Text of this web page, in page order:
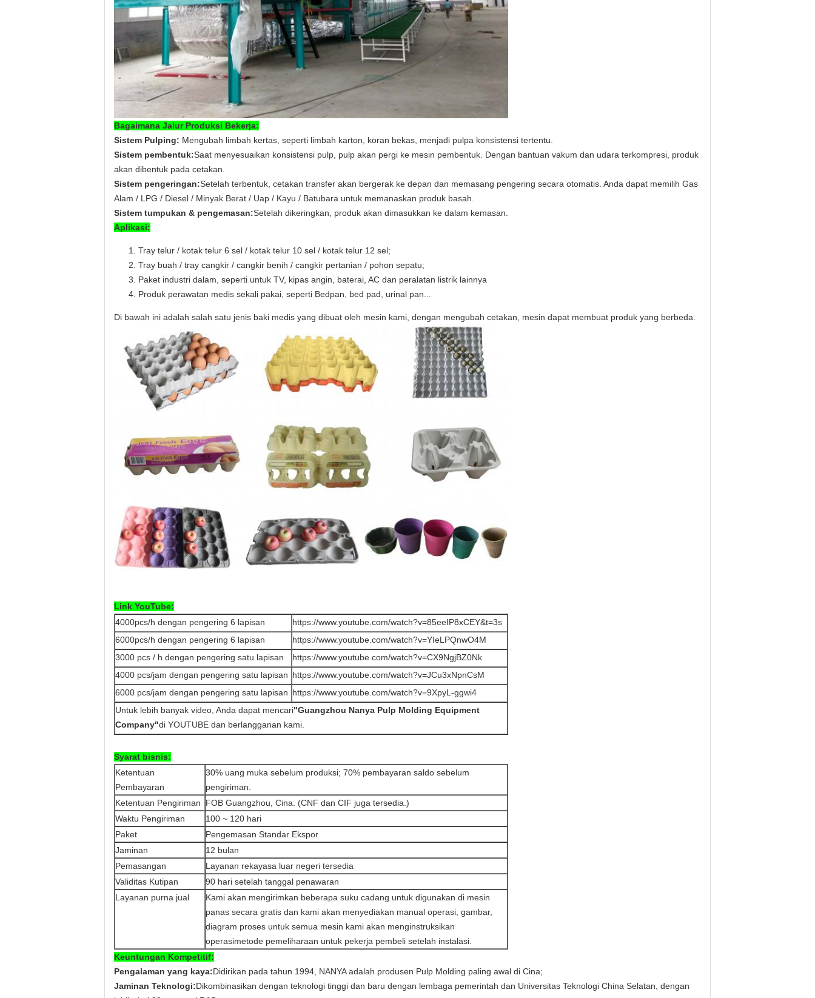
Bagaimana Jalur Produksi Bekerja:
Sistem Pulping: Mengubah limbah kertas, seperti limbah karton, koran bekas, menjadi pulpa konsistensi tertentu.
Sistem pembentuk:Saat menyesuaikan konsistensi pulp, pulp akan pergi ke mesin pembentuk. Dengan bantuan vakum dan udara terkompresi, produk
akan dibentuk pada cetakan.
Sistem pengeringan:Setelah terbentuk, cetakan transfer akan bergerak ke depan dan memasang pengering secara otomatis. Anda dapat memilih Gas
Alam / LPG / Diesel / Minyak Berat / Uap / Kayu / Batubara untuk memanaskan produk basah.
Sistem tumpukan & pengemasan:Setelah dikeringkan, produk akan dimasukkan ke dalam kemasan.
Aplikasi:
Tray telur / kotak telur 6 sel / kotak telur 10 sel / kotak telur 12 sel;
Tray buah / tray cangkir / cangkir benih / cangkir pertanian / pohon sepatu;
Paket industri dalam, seperti untuk TV, kipas angin, baterai, AC dan peralatan listrik lainnya
Produk perawatan medis sekali pakai, seperti Bedpan, bed pad, urinal pan...
Di bawah ini adalah salah satu jenis baki medis yang dibuat oleh mesin kami, dengan mengubah cetakan, mesin dapat membuat produk yang berbeda.
Link YouTube:
4000pcs/h dengan pengering 6 lapisan
https://www.youtube.com/watch?v=85eeIP8xCEY&t=3s
6000pcs/h dengan pengering 6 lapisan
https://www.youtube.com/watch?v=YIeLPQnwO4M
3000 pcs / h dengan pengering satu lapisan
https://www.youtube.com/watch?v=CX9NgjBZ0Nk
4000 pcs/jam dengan pengering satu lapisan https://www.youtube.com/watch?v=JCu3xNpnCsM
6000 pcs/jam dengan pengering satu lapisan https://www.youtube.com/watch?v=9XpyL-ggwi4
Untuk lebih banyak video, Anda dapat mencari"Guangzhou Nanya Pulp Molding Equipment
Company"di YOUTUBE dan berlangganan kami.
Syarat bisnis:
Ketentuan
Pembayaran
30% uang muka sebelum produksi; 70% pembayaran saldo sebelum
pengiriman.
Ketentuan Pengiriman
FOB Guangzhou, Cina. (CNF dan CIF juga tersedia.)
Waktu Pengiriman
100 ~ 120 hari
Paket
Pengemasan Standar Ekspor
Jaminan
12 bulan
Pemasangan
Layanan rekayasa luar negeri tersedia
Validitas Kutipan
90 hari setelah tanggal penawaran
Layanan purna jual
Kami akan mengirimkan beberapa suku cadang untuk digunakan di mesin
panas secara gratis dan kami akan menyediakan manual operasi, gambar,
diagram proses untuk semua mesin kami akan menginstruksikan
operasimetode pemeliharaan untuk pekerja pembeli setelah instalasi.
Keuntungan Kompetitif:
Pengalaman yang kaya:Didirikan pada tahun 1994, NANYA adalah produsen Pulp Molding paling awal di Cina;
Jaminan Teknologi:Dikombinasikan dengan teknologi tinggi dan baru dengan lembaga pemerintah dan Universitas Teknologi China Selatan, dengan